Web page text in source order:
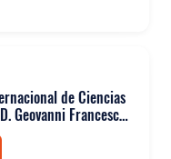
de Ciencias
Geovanni Francesco